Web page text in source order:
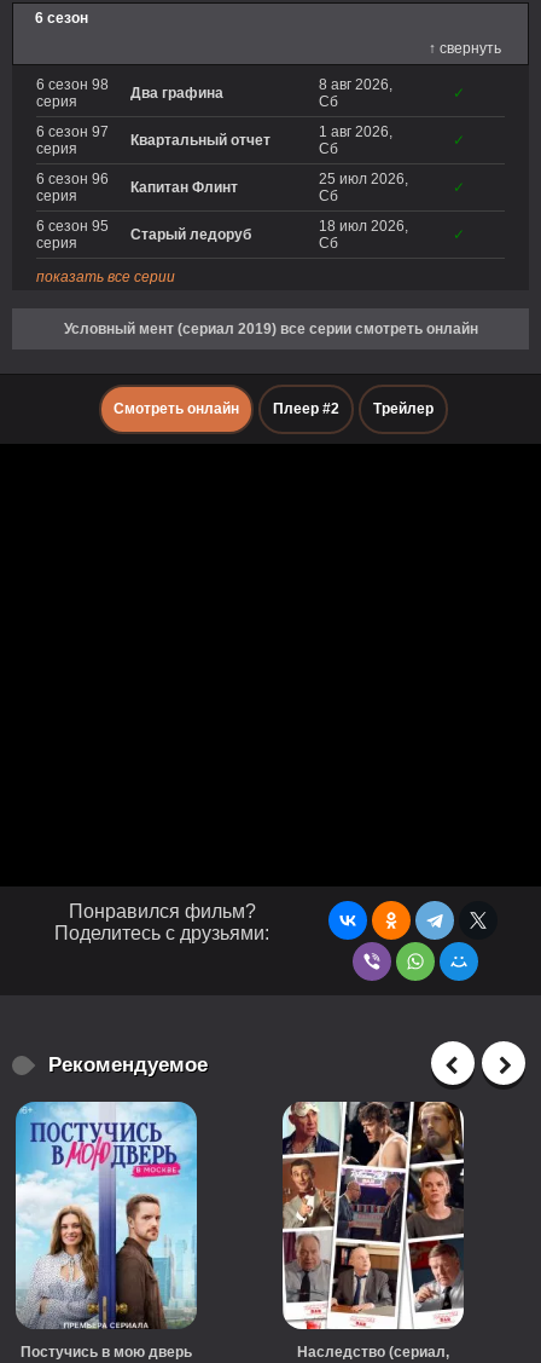
6 сезон
↑ свернуть
6 сезон 98
серия
Два графина
8 авг 2026,
Сб
✓
6 сезон 97
серия
Квартальный отчет
1 авг 2026,
Сб
✓
6 сезон 96
серия
Капитан Флинт
25 июл 2026,
Сб
✓
6 сезон 95
серия
Старый ледоруб
18 июл 2026,
Сб
✓
показать все серии
Условный мент (сериал 2019) все серии смотреть онлайн
Смотреть онлайн Плеер #2 Трейлер
Понравился фильм?
Поделитесь с друзьями:
Рекомендуемое
Постучись в мою дверь
Наследство (сериал,